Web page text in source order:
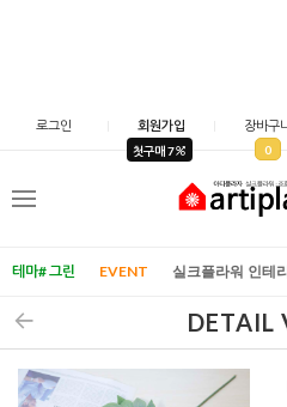
로그인 회원가입
첫구매 7
장바구
0
메
테마# 그린 EVENT 실크플라워 인테
DETAIL